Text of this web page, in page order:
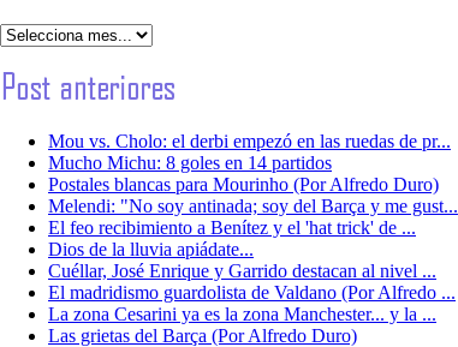
Mou vs. Cholo: el derbi empezó en las ruedas de pr...
Mucho Michu: 8 goles en 14 partidos
Postales blancas para Mourinho (Por Alfredo Duro)
Melendi: "No soy antinada; soy del Barça y me gust...
El feo recibimiento a Benítez y el 'hat trick' de ...
Dios de la lluvia apiádate...
Cuéllar, José Enrique y Garrido destacan al nivel ...
El madridismo guardolista de Valdano (Por Alfredo ...
La zona Cesarini ya es la zona Manchester... y la ...
Las grietas del Barça (Por Alfredo Duro)